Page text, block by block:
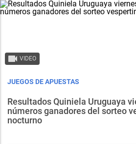
VIDEO
JUEGOS DE APUESTAS
Resultados Quiniela Uruguaya
números ganadores del sorteo
nocturno